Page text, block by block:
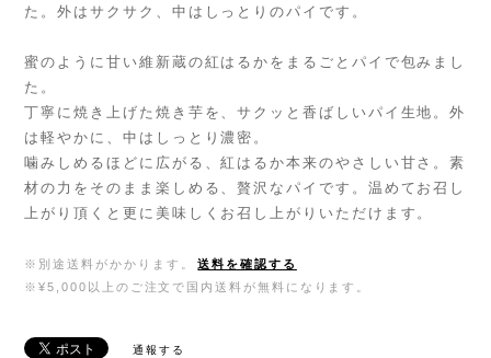
た。外はサクサク、中はしっとりのパイです。
蜜のように甘い維新蔵の紅はるかをまるごとパイで包みまし
た。
丁寧に焼き上げた焼き芋を、サクッと香ばしいパイ生地。外
は軽やかに、中はしっとり濃密。
噛みしめるほどに広がる、紅はるか本来のやさしい甘さ。素
材の力をそのまま楽しめる、贅沢なパイです。温めてお召し
上がり頂くと更に美味しくお召し上がりいただけます。
※別途送料がかかります。
送料を確認する
※¥5,000以上のご注文で国内送料が無料になります。
通報する